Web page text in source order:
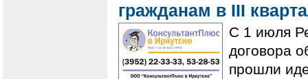
гражданам в III
С 1 июля
договора
прошли